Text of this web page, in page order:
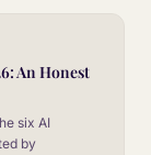
An Honest
six AI
by